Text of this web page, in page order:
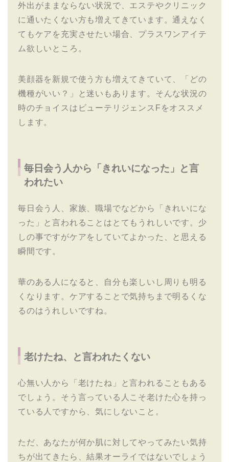
外出がままならない状況で、エステやクリニック
に通いたくない方も増えてきています。通えなく
てもケアを充実させたい場合、プラスワンアイテ
ム欲しいところ。
美顔器を新規で使う方も増えてきていて、「どの
機種がいい？」と迷いもあります。そんな状況の
時のチョイスはビューテリジェンスFをオススメ
します。
毎日会う人から「きれいになった」と言
われたい
毎日会う人、家族、職場でなどから「きれいにな
った」と言われることはとてもうれしいです。少
しの事ですがケアをしていてよかった、と思える
瞬間です。
華のある人になると、自分も楽しいし周りも明る
くなります。ケアすることで気持ちまで明るくな
るのはうれしいですね。
老けたね、と言われたくない
心無い人から「老けたね」と言われることもある
でしょう。そう言っている人こそ老けた心を持っ
ている人ですから、気にしないこと。
ただ、あなたが何か肌に対してやってみたい気持
ちが出てきたら、結果オーライではないでしょう